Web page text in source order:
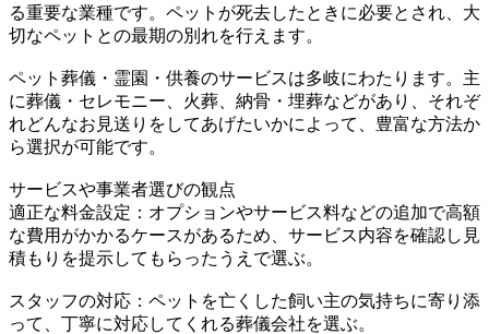
る重要な業種です。ペットが死去したときに必要とされ、大
切なペットとの最期の別れを行えます。
ペット葬儀・霊園・供養のサービスは多岐にわたります。主
に葬儀・セレモニー、火葬、納骨・埋葬などがあり、それぞ
れどんなお見送りをしてあげたいかによって、豊富な方法か
ら選択が可能です。
サービスや事業者選びの観点
適正な料金設定：オプションやサービス料などの追加で高額
な費用がかかるケースがあるため、サービス内容を確認し見
積もりを提示してもらったうえで選ぶ。
スタッフの対応：ペットを亡くした飼い主の気持ちに寄り添
って、丁寧に対応してくれる葬儀会社を選ぶ。